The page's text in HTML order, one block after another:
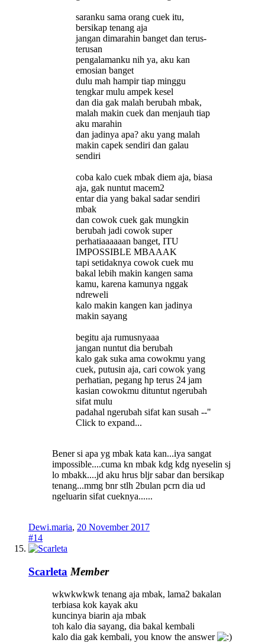
saranku sama orang cuek itu,
bersikap tenang aja
jangan dimarahin banget dan terus-
terusan
pengalamanku nih ya, aku kan
emosian banget
dulu mah hampir tiap minggu
tengkar mulu ampek kesel
dan dia gak malah berubah mbak,
malah makin cuek dan menjauh tiap
aku marahin
dan jadinya apa? aku yang malah
makin capek sendiri dan galau
sendiri
coba kalo cuek mbak diem aja, biasa
aja, gak nuntut macem2
entar dia yang bakal sadar sendiri
mbak
dan cowok cuek gak mungkin
berubah jadi cowok super
perhatiaaaaaan banget, ITU
IMPOSSIBLE MBAAAK
tapi setidaknya cowok cuek mu
bakal lebih makin kangen sama
kamu, karena kamunya nggak
ndreweli
kalo makin kangen kan jadinya
makin sayang
begitu aja rumusnyaaa
jangan nuntut dia berubah
kalo gak suka ama cowokmu yang
cuek, putusin aja, cari cowok yang
perhatian, pegang hp terus 24 jam
kasian cowokmu dituntut ngerubah
sifat mulu
padahal ngerubah sifat kan susah --"
Click to expand...
Bener si apa yg mbak kata kan...iya sangat
impossible....cuma kn mbak kdg kdg nyeselin sj
lo mbakk....jd aku hrus bljr sabar dan bersikap
tenang...mmg bnr stlh 2bulan pcrn dia ud
ngeluarin sifat cueknya......
Dewi.maria, 20 November 2017
#14
Scarleta Member
wkwkwkwk tenang aja mbak, lama2 bakalan
terbiasa kok kayak aku
kuncinya biarin aja mbak
toh kalo dia sayang, dia bakal kembali
kalo dia gak kembali, you know the answer